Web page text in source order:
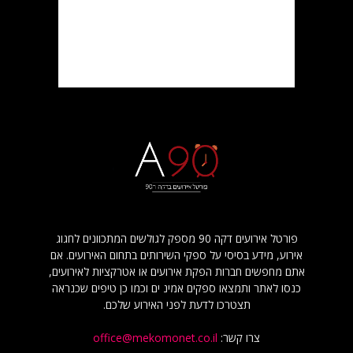
פורטל אירועים דקה 90 מספק לגולשים המתכוונים לחגוג
אירוע, מידע בסיסי על ספקי השירותים בתחום האירועים. אם
אתם מחפשים חברות הפקת אירועים או אטרקציות לאירועים,
כנסו לאתר ותמצאו ספקים אמינ ים וכמו כן טיפים שכנראה
תצטרכו לדעת לפני האירוע שלכם.
צרו קשר: office@mekomonet.co.il